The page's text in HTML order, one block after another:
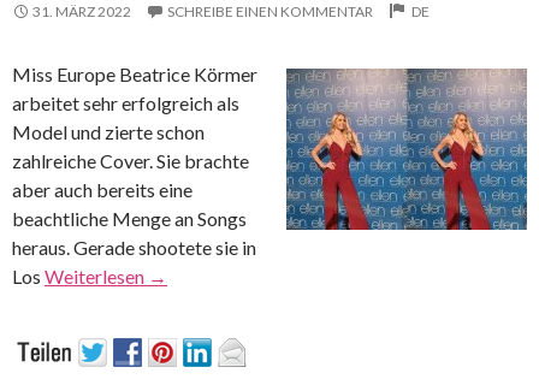
31. MÄRZ 2022 SCHREIBE EINEN KOMMENTAR DE
Miss Europe Beatrice Körmer
arbeitet sehr erfolgreich als
Model und zierte schon
zahlreiche Cover. Sie brachte
aber auch bereits eine
beachtliche Menge an Songs
heraus. Gerade shootete sie in
Los Weiterlesen →